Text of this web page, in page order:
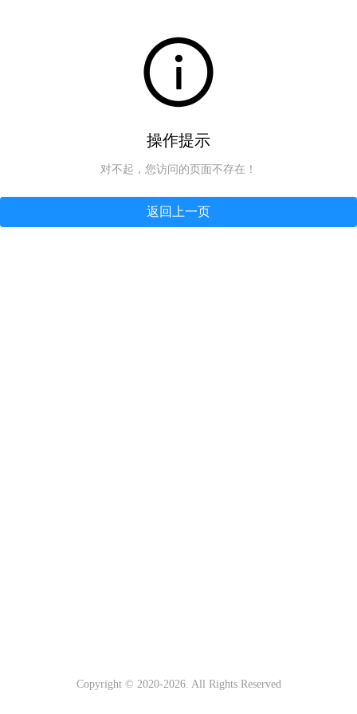
操作提示
对不起，您访问的页面不存在！
返回上一页
Copyright © 2020-2026. All Rights Reserved